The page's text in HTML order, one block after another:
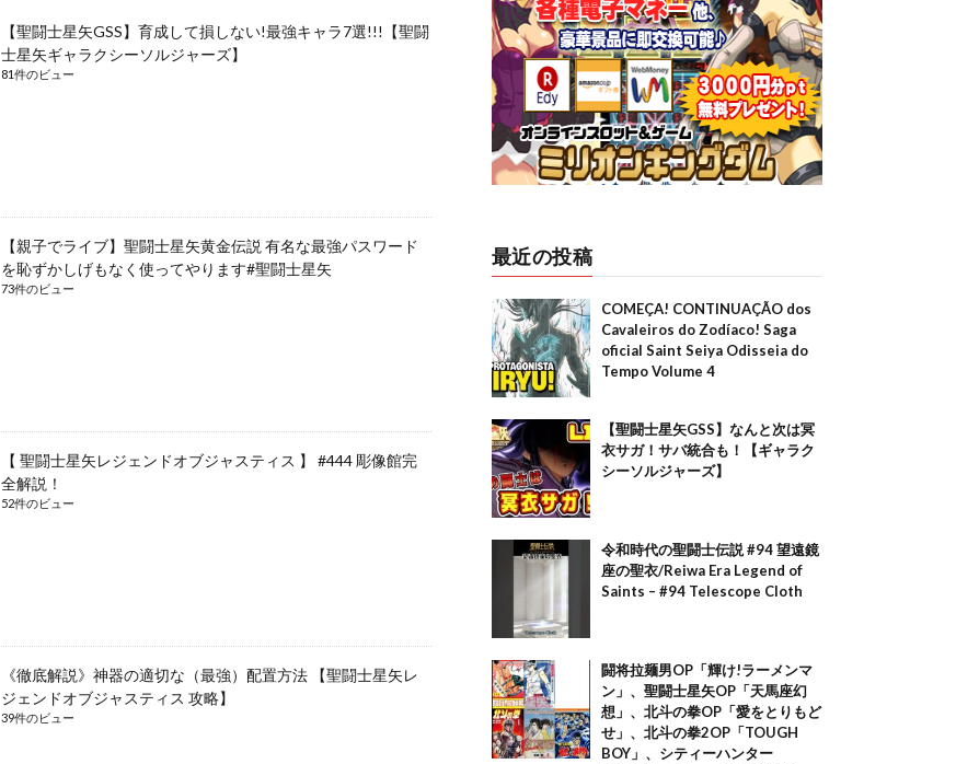
【聖闘士星矢GSS】育成して損しない!最強キャラ7選!!!【聖闘
士星矢ギャラクシーソルジャーズ】
81件のビュー
【親子でライブ】聖闘士星矢黄金伝説 有名な最強パスワード
を恥ずかしげもなく使ってやります#聖闘士星矢
73件のビュー
【 聖闘士星矢レジェンドオブジャスティス 】 #444 彫像館完
全解説！
52件のビュー
《徹底解説》神器の適切な（最強）配置方法 【聖闘士星矢レ
ジェンドオブジャスティス 攻略】
39件のビュー
最近の投稿
COMEÇA! CONTINUAÇÃO dos
Cavaleiros do Zodíaco! Saga
oficial Saint Seiya Odisseia do
Tempo Volume 4
【聖闘士星矢GSS】なんと次は冥
衣サガ！サバ統合も！【ギャラク
シーソルジャーズ】
令和時代の聖闘士伝説 #94 望遠鏡
座の聖衣/Reiwa Era Legend of
Saints – #94 Telescope Cloth
闘将拉麺男OP「輝け!ラーメンマ
ン」、聖闘士星矢OP「天馬座幻
想」、北斗の拳OP「愛をとりもど
せ」、北斗の拳2OP「TOUGH
BOY」、シティーハンター